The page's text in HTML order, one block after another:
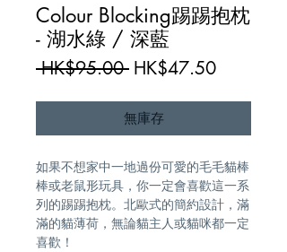
Colour Blocking踢踢抱枕
- 湖水綠 / 深藍
HK$95.00 一
價
格
HK$47.50促
格
無庫存
如果不想家中一地過份可愛的毛毛貓棒
棒或老鼠形玩具，你一定會喜歡這一系
列的踢踢抱枕。北歐式的簡約設計，滿
滿的貓薄荷，無論貓主人或貓咪都一定
喜歡！